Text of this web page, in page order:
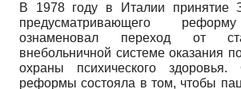
В 1978 году в Италии принятие
предусматривающего
ознаменовал переход от
внебольничной системе оказания
охраны психического
реформы состояла в том, чтобы